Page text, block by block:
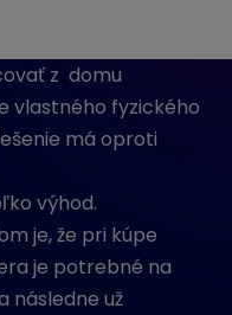
z domu
vlastného fyzického
má oproti
výhod.
je, že pri kúpe
je potrebné na
následne už